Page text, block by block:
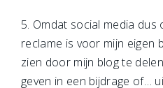
5. Omdat social media dus
reclame is voor mijn eigen
zien door mijn blog te
geven in een bijdrage of…